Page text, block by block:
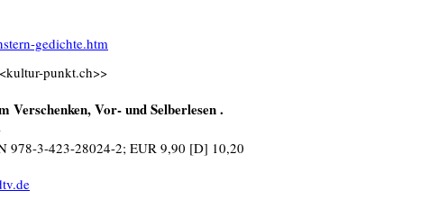
gedichte.htm
punkt.ch>>
Vor- und Selberlesen .
978-3-423-28024-2; EUR 9,90 [D] 10,20